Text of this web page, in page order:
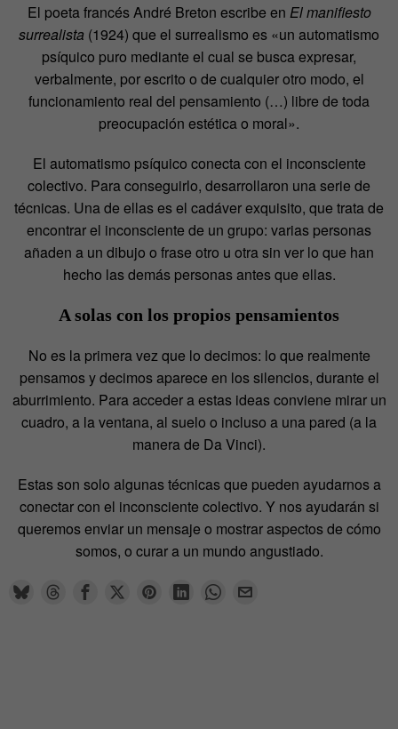
El poeta francés André Breton escribe en El manifiesto
surrealista (1924) que el surrealismo es «un automatismo
psíquico puro mediante el cual se busca expresar,
verbalmente, por escrito o de cualquier otro modo, el
funcionamiento real del pensamiento (…) libre de toda
preocupación estética o moral».
El automatismo psíquico conecta con el inconsciente
colectivo. Para conseguirlo, desarrollaron una serie de
técnicas. Una de ellas es el cadáver exquisito, que trata de
encontrar el inconsciente de un grupo: varias personas
añaden a un dibujo o frase otro u otra sin ver lo que han
hecho las demás personas antes que ellas.
A solas con los propios pensamientos
No es la primera vez que lo decimos: lo que realmente
pensamos y decimos aparece en los silencios, durante el
aburrimiento. Para acceder a estas ideas conviene mirar un
cuadro, a la ventana, al suelo o incluso a una pared (a la
manera de Da Vinci).
Estas son solo algunas técnicas que pueden ayudarnos a
conectar con el inconsciente colectivo. Y nos ayudarán si
queremos enviar un mensaje o mostrar aspectos de cómo
somos, o curar a un mundo angustiado.